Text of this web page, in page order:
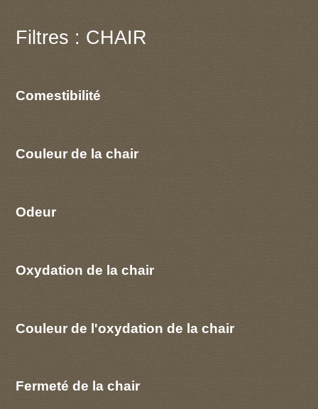
Filtres : CHAIR
Comestibilité
Couleur de la chair
Odeur
Oxydation de la chair
Couleur de l'oxydation de la chair
Fermeté de la chair